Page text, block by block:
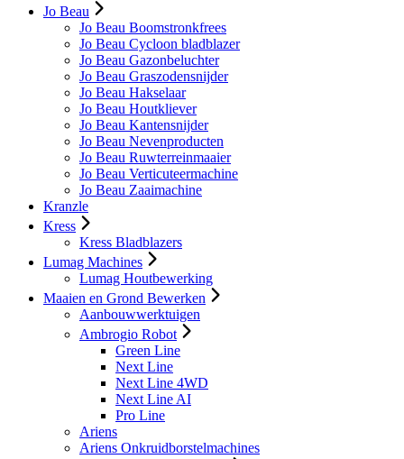
Jo Beau
Jo Beau Boomstronkfrees
Jo Beau Cycloon bladblazer
Jo Beau Gazonbeluchter
Jo Beau Graszodensnijder
Jo Beau Hakselaar
Jo Beau Houtkliever
Jo Beau Kantensnijder
Jo Beau Nevenproducten
Jo Beau Ruwterreinmaaier
Jo Beau Verticuteermachine
Jo Beau Zaaimachine
Kranzle
Kress
Kress Bladblazers
Lumag Machines
Lumag Houtbewerking
Maaien en Grond Bewerken
Aanbouwwerktuigen
Ambrogio Robot
Green Line
Next Line
Next Line 4WD
Next Line AI
Pro Line
Ariens
Ariens Onkruidborstelmachines